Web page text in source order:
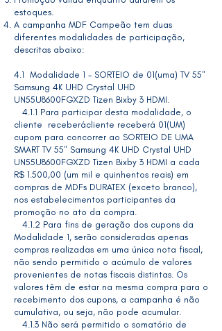
estoques.
A campanha MDF Campeão tem duas
diferentes modalidades de participação,
descritas abaixo:
4.1 Modalidade 1 - SORTEIO de 01(uma) TV 55"
Samsung 4K UHD Crystal UHD
UN55U8600FGXZD Tizen Bixby 3 HDMI.
4.1.1 Para participar desta modalidade, o
cliente receberácliente receberá 01(UM)
cupom para concorrer ao SORTEIO DE UMA
SMART TV 55" Samsung 4K UHD Crystal UHD
UN55U8600FGXZD Tizen Bixby 3 HDMI a cada
R$ 1.500,00 (um mil e quinhentos reais) em
compras de MDFs DURATEX (exceto branco),
nos estabelecimentos participantes da
promoção no ato da compra.
4.1.2 Para fins de geração dos cupons da
Modalidade 1, serão consideradas apenas
compras realizadas em uma única nota fiscal,
não sendo permitido o acúmulo de valores
provenientes de notas fiscais distintas. Os
valores têm de estar na mesma compra para o
recebimento dos cupons, a campanha é não
cumulativa, ou seja, não pode acumular.
4.1.3 Não será permitido o somatório de